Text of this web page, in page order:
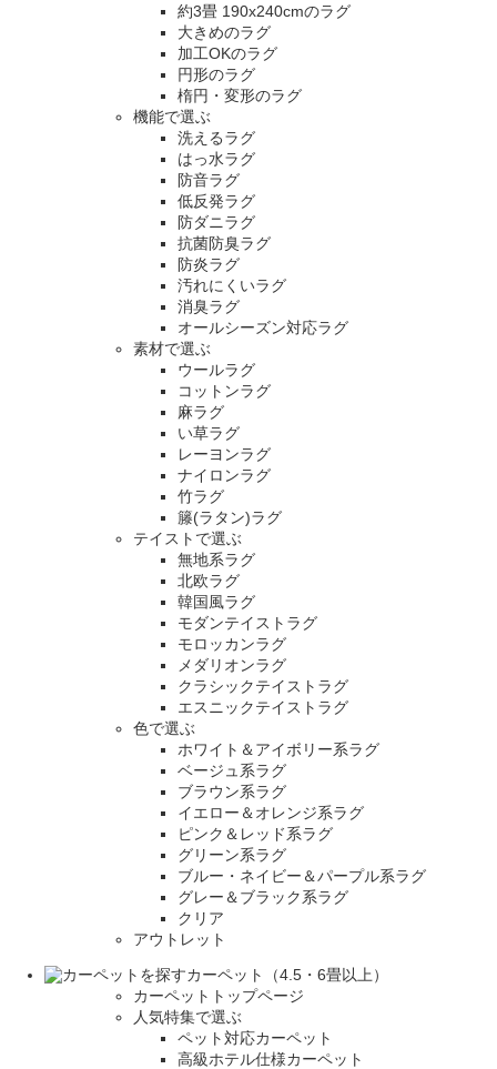
約3畳 190x240cmのラグ
大きめのラグ
加工OKのラグ
円形のラグ
楕円・変形のラグ
機能で選ぶ
洗えるラグ
はっ水ラグ
防音ラグ
低反発ラグ
防ダニラグ
抗菌防臭ラグ
防炎ラグ
汚れにくいラグ
消臭ラグ
オールシーズン対応ラグ
素材で選ぶ
ウールラグ
コットンラグ
麻ラグ
い草ラグ
レーヨンラグ
ナイロンラグ
竹ラグ
籐(ラタン)ラグ
テイストで選ぶ
無地系ラグ
北欧ラグ
韓国風ラグ
モダンテイストラグ
モロッカンラグ
メダリオンラグ
クラシックテイストラグ
エスニックテイストラグ
色で選ぶ
ホワイト＆アイボリー系ラグ
ベージュ系ラグ
ブラウン系ラグ
イエロー＆オレンジ系ラグ
ピンク＆レッド系ラグ
グリーン系ラグ
ブルー・ネイビー＆パープル系ラグ
グレー＆ブラック系ラグ
クリア
アウトレット
カーペット（4.5・6畳以上）
カーペットトップページ
人気特集で選ぶ
ペット対応カーペット
高級ホテル仕様カーペット